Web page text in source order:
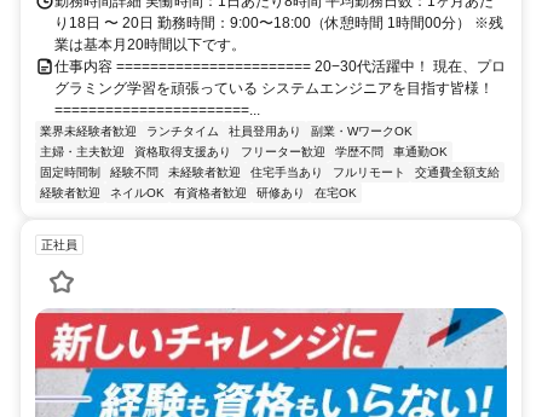
り18日 〜 20日 勤務時間：9:00〜18:00（休憩時間 1時間00分） ※残
業は基本月20時間以下です。
仕事内容 ======================= 20−30代活躍中！ 現在、プロ
グラミング学習を頑張っている システムエンジニアを目指す皆様！
=======================...
業界未経験者歓迎 ランチタイム 社員登用あり
副業・WワークOK
主婦・主夫歓迎
資格取得支援あり フリーター歓迎 学歴不問
車通勤OK
固定時間制
経験不問 未経験者歓迎 住宅手当あり フルリモート
交通費全額支給
経験者歓迎
ネイルOK 有資格者歓迎 研修あり 在宅OK
正社員